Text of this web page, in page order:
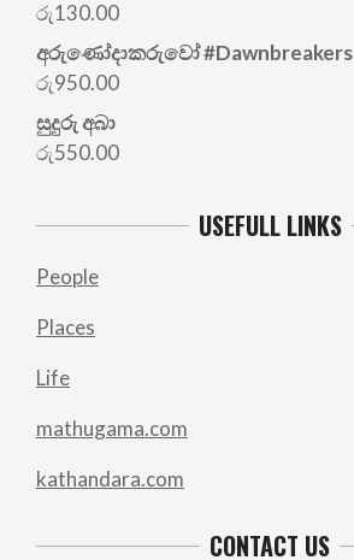
රු130.00
අරු‍ණෝදාකරුවෝ #Dawnbreakers
රු950.00
සුදුරු අබා
රු550.00
USEFULL LINKS
People
Places
Life
mathugama.com
kathandara.com
CONTACT US